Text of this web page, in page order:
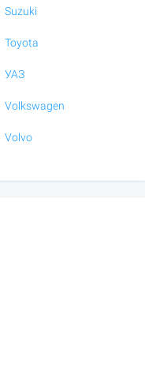
Suzuki
Toyota
УАЗ
Volkswagen
Volvo